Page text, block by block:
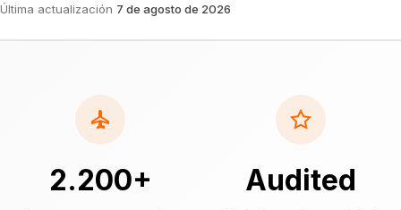
Última actualización 7 de agosto de 2026
2.200+ Audited